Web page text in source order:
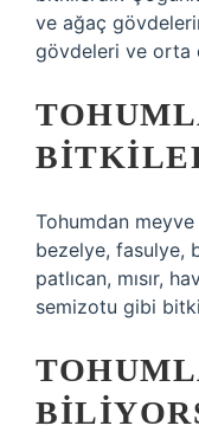
ve ağaç
gövdeleri ve orta
Tohumdan
bezelye, fasulye,
patlıcan, mısır,
semizotu gibi